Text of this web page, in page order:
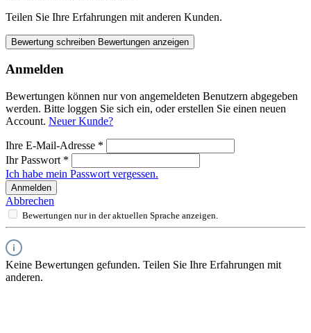
Teilen Sie Ihre Erfahrungen mit anderen Kunden.
Bewertung schreiben Bewertungen anzeigen
Anmelden
Bewertungen können nur von angemeldeten Benutzern abgegeben
werden. Bitte loggen Sie sich ein, oder erstellen Sie einen neuen
Account. Neuer Kunde?
Ihre E-Mail-Adresse *
Ihr Passwort *
Ich habe mein Passwort vergessen.
Anmelden
Abbrechen
Bewertungen nur in der aktuellen Sprache anzeigen.
Keine Bewertungen gefunden. Teilen Sie Ihre Erfahrungen mit
anderen.